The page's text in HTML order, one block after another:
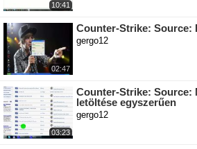
10:41
02:47
Counter-Strike: Source:
gergo12
03:23
Counter-Strike: Source:
letöltése egyszerűen
gergo12